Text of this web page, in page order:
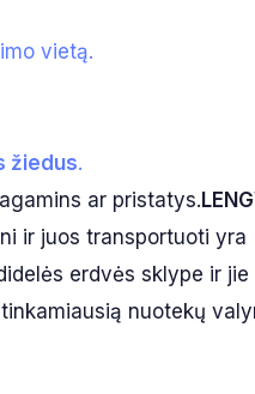
vietą.
žiedus.
ar pristatys.
ir juos transportuoti yra
erdvės sklype ir
nuotekų